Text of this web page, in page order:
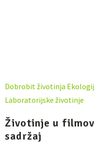
Dobrobit životinja
Laboratorijske životinje
Životinje u
sadržaj